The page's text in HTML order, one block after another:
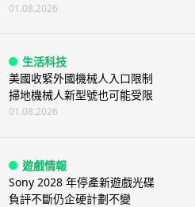
01.08.2026
生活科技
美國收緊外國機械人入口限制
掃地機械人新型號也可能受限
01.08.2026
遊戲情報
Sony 2028 年停產新遊戲光碟
負評不斷仍企硬計劃不變